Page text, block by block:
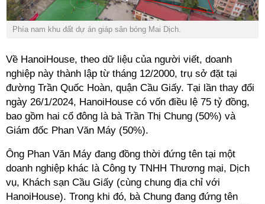
Phía nam khu đất dự án giáp sân bóng Mai Dịch.
Về HanoiHouse, theo dữ liệu của người viết, doanh
nghiệp này thành lập từ tháng 12/2000, trụ sở đặt tại
đường Trần Quốc Hoàn, quận Cầu Giấy. Tại lần thay đổi
ngày 26/1/2024, HanoiHouse có vốn điều lệ 75 tỷ đồng,
bao gồm hai cổ đông là bà Trần Thị Chung (50%) và
Giám đốc Phan Văn Máy (50%).
Ông Phan Văn Máy đang đồng thời đứng tên tại một
doanh nghiệp khác là Công ty TNHH Thương mại, Dịch
vụ, Khách sạn Cầu Giấy (cùng chung địa chỉ với
HanoiHouse). Trong khi đó, bà Chung đang đứng tên